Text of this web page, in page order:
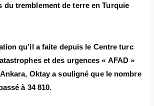
du tremblement de terre en Turquie
qu’il a faite depuis le Centre turc
et des urgences « AFAD »
Oktay a souligné que le nombre
à 34 810.